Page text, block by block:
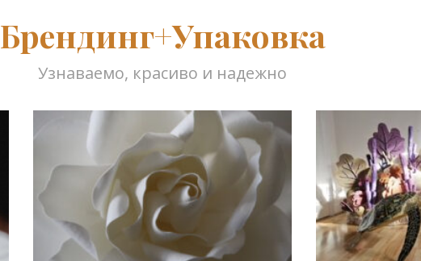
Брендинг+Упаковка
Узнаваемо, красиво и надежно